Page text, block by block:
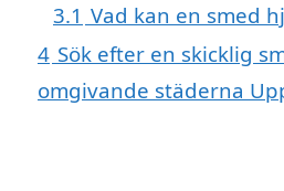
3.1 Vad kan en smed
4 Sök efter en skicklig
omgivande städerna